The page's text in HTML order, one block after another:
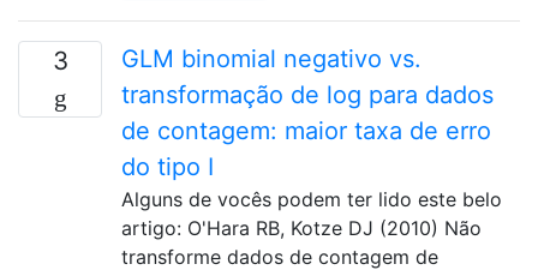
3
GLM binomial negativo vs.
transformação de log para dados
de contagem: maior taxa de erro
do tipo I
Alguns de vocês podem ter lido este belo
artigo: O'Hara RB, Kotze DJ (2010) Não
transforme dados de contagem de